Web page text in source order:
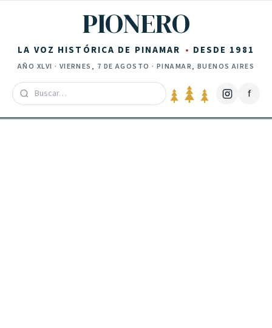
PIONERO
LA VOZ HISTÓRICA DE PINAMAR DESDE 1981
AÑO XLVI · VIERNES, 7 DE AGOSTO · PINAMAR, BUENOS AIRES
f